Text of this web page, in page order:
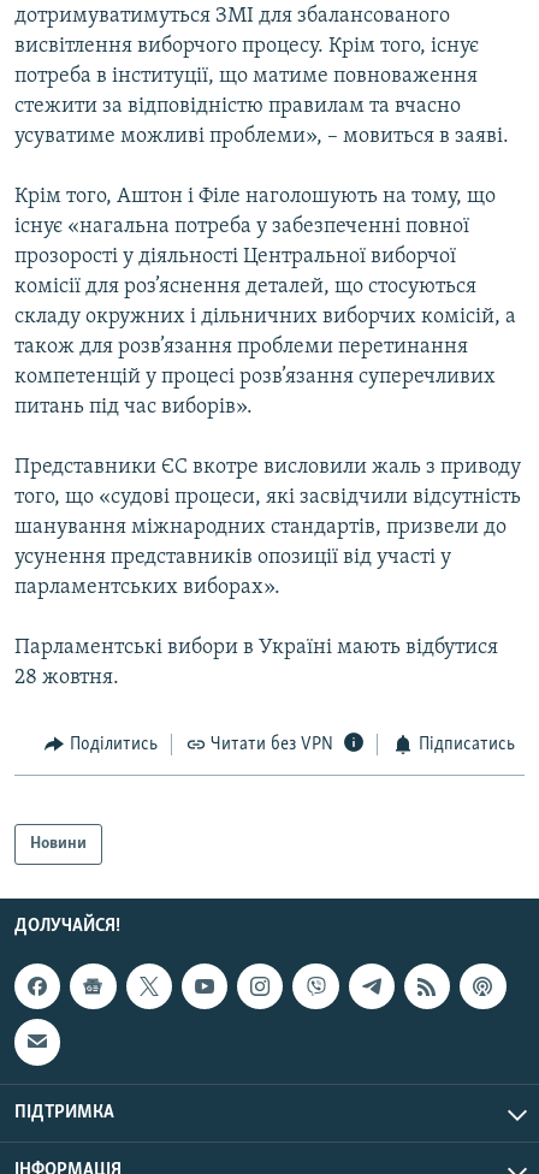
дотримуватимуться ЗМІ для збалансованого
висвітлення виборчого процесу. Крім того, існує
потреба в інституції, що матиме повноваження
стежити за відповідністю правилам та вчасно
усуватиме можливі проблеми», – мовиться в заяві.
Крім того, Аштон і Філе наголошують на тому, що
існує «нагальна потреба у забезпеченні повної
прозорості у діяльності Центральної виборчої
комісії для роз’яснення деталей, що стосуються
складу окружних і дільничних виборчих комісій, а
також для розв’язання проблеми перетинання
компетенцій у процесі розв’язання суперечливих
питань під час виборів».
Представники ЄС вкотре висловили жаль з приводу
того, що «судові процеси, які засвідчили відсутність
шанування міжнародних стандартів, призвели до
усунення представників опозиції від участі у
парламентських виборах».
Парламентські вибори в Україні мають відбутися
28 жовтня.
Поділитись Читати без VPN Підписатись
Новини
ДОЛУЧАЙСЯ!
ПІДТРИМКА